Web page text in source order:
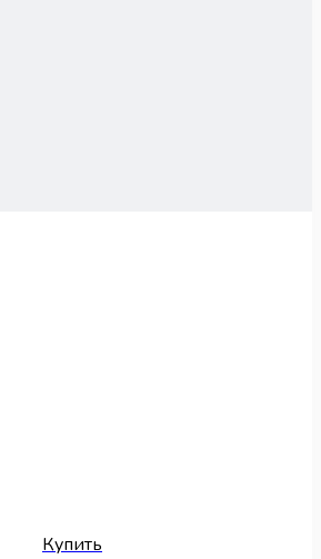
Купить